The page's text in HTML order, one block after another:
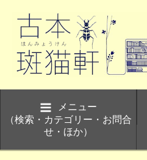
メニュー
（検索・カテゴリー・お問合
せ・ほか）